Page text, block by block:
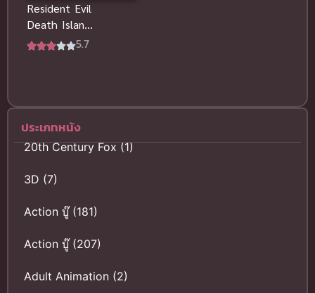
Resident Evil
Death Island
สุด ผีชีวะวิกฤต
5.7
ประเภทหนัง
20th Century Fox(1)
3D (7)
Action บู๊(181)
Action บู๊(207)
Adult Animation (2)